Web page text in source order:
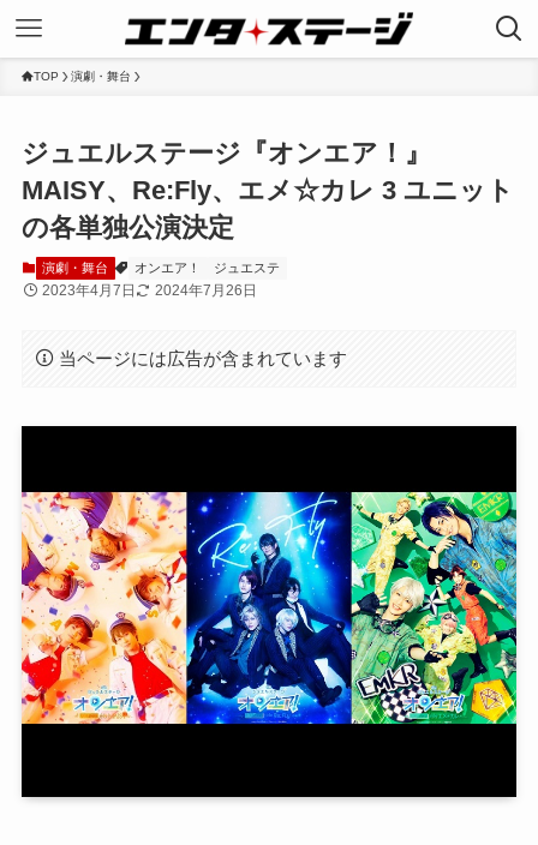
TOP 演劇・舞台
ジュエルステージ『オンエア！』
MAISY、Re:Fly、エメ☆カレ 3 ユニット
の各単独公演決定
演劇・舞台 オンエア！ ジュエステ
2023年4月7日 2024年7月26日
当ページには広告が含まれています